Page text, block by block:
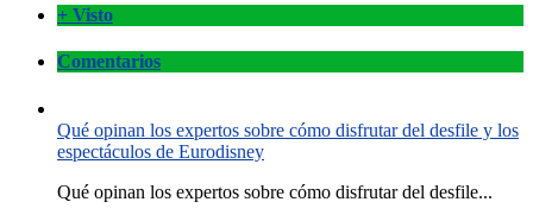
+ Visto
Comentarios
Qué opinan los expertos sobre cómo disfrutar del desfile y los
espectáculos de Eurodisney
Qué opinan los expertos sobre cómo disfrutar del desfile...